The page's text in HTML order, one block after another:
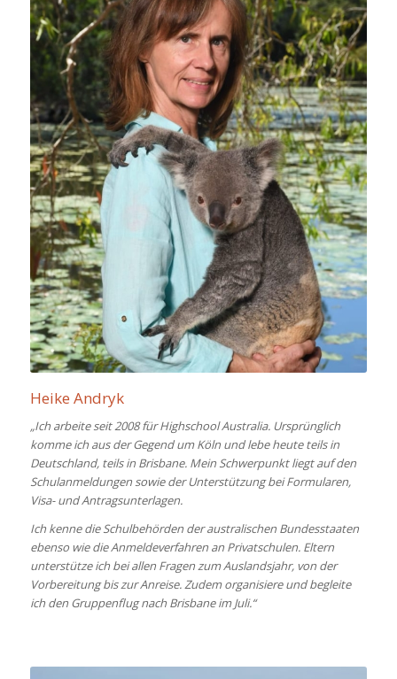
Heike Andryk
„Ich arbeite seit 2008 für Highschool Australia. Ursprünglich
komme ich aus der Gegend um Köln und lebe heute teils in
Deutschland, teils in Brisbane. Mein Schwerpunkt liegt auf den
Schulanmeldungen sowie der Unterstützung bei Formularen,
Visa- und Antragsunterlagen.
Ich kenne die Schulbehörden der australischen Bundesstaaten
ebenso wie die Anmeldeverfahren an Privatschulen. Eltern
unterstütze ich bei allen Fragen zum Auslandsjahr, von der
Vorbereitung bis zur Anreise. Zudem organisiere und begleite
ich den Gruppenflug nach Brisbane im Juli.“